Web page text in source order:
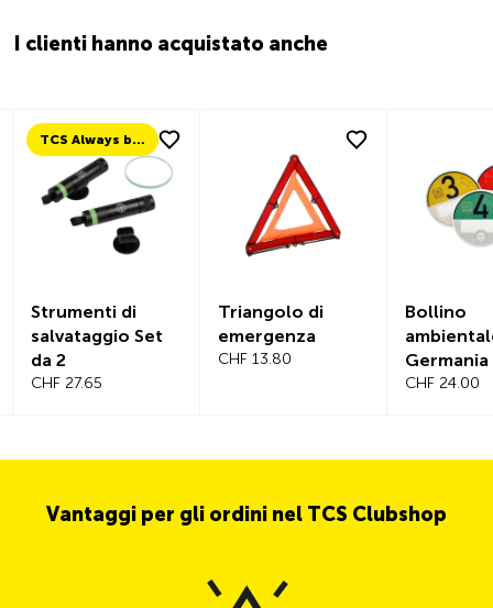
I clienti hanno acquistato anche
TCS Always by my side
Strumenti di
salvataggio Set
da 2
CHF 27.65
Triangolo di
emergenza
CHF 13.80
Bollino
Germania
CHF 24.00
Vantaggi per gli ordini nel TCS Clubshop